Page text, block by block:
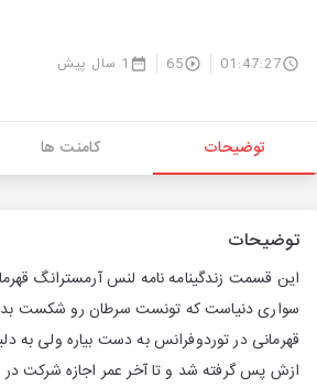
01:47:27
65 1 سال پیش
توضیحات کامنت ها
توضیحات
این قسمت زندگینامه نامه لنس آرمسترانگ
سواری دنیاست که تونست سرطان رو شکست
قهرمانی در توردوفرانس به دست بیاره ولی به
ازش پس گرفته شد و تا آخر عمر اجازه شرکت